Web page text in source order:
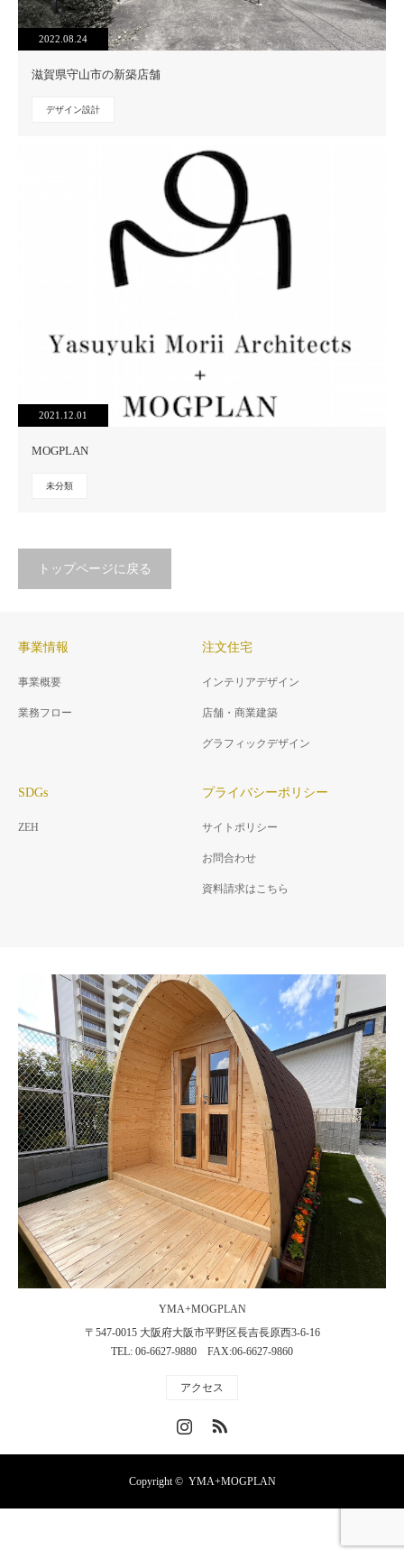
2022.08.24
滋賀県守山市の新築店舗
デザイン設計
2021.12.01
MOGPLAN
未分類
トップページに戻る
事業情報
事業概要
業務フロー
注文住宅
インテリアデザイン
店舗・商業建築
グラフィックデザイン
SDGs
ZEH
プライバシーポリシー
サイトポリシー
お問合わせ
資料請求はこちら
YMA+MOGPLAN
〒547-0015 大阪府大阪市平野区長吉長原西3-6-16
TEL: 06-6627-9880 FAX:06-6627-9860
アクセス
Copyright © YMA+MOGPLAN